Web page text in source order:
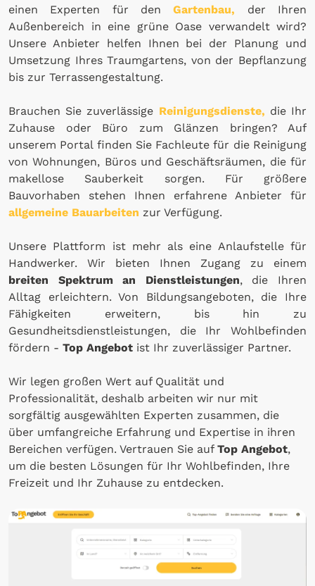
einen Experten für denGartenbau, der Ihren
Außenbereich in eine grüne Oase verwandelt wird?
Unsere Anbieter helfen Ihnen bei der Planung und
Umsetzung Ihres Traumgartens, von der Bepflanzung
bis zur Terrassengestaltung.
Brauchen Sie zuverlässige Reinigungsdienste, die Ihr
Zuhause oder Büro zum Glänzen bringen? Auf
unserem Portal finden Sie Fachleute für die Reinigung
von Wohnungen, Büros und Geschäftsräumen, die für
makellose Sauberkeit sorgen. Für größere
Bauvorhaben stehen Ihnen erfahrene Anbieter für
allgemeine Bauarbeiten zur Verfügung.
Unsere Plattform ist mehr als eine Anlaufstelle für
Handwerker. Wir bieten Ihnen Zugang zu einem
breiten Spektrum an Dienstleistungen, die Ihren
Alltag erleichtern. Von Bildungsangeboten, die Ihre
Fähigkeiten erweitern, bis hin zu
Gesundheitsdienstleistungen, die Ihr Wohlbefinden
fördern - Top Angebot ist Ihr zuverlässiger Partner.
Wir legen großen Wert auf Qualität und
Professionalität, deshalb arbeiten wir nur mit
sorgfältig ausgewählten Experten zusammen, die
über umfangreiche Erfahrung und Expertise in ihren
Bereichen verfügen. Vertrauen Sie auf Top Angebot,
um die besten Lösungen für Ihr Wohlbefinden, Ihre
Freizeit und Ihr Zuhause zu entdecken.